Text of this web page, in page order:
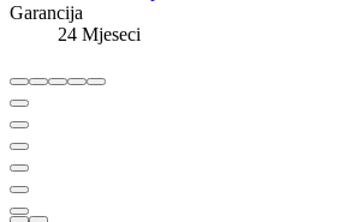
Garancija
24 Mjeseci